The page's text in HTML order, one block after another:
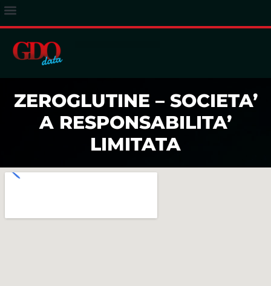
ZEROGLUTINE – SOCIETA’
A RESPONSABILITA’
LIMITATA